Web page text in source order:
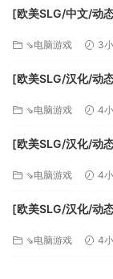
[欧美SLG/中文/动
⇘电脑游戏 3
[欧美SLG/汉化/动
⇘电脑游戏 4
[欧美SLG/汉化/动
⇘电脑游戏 4
[欧美SLG/汉化/动
⇘电脑游戏 4